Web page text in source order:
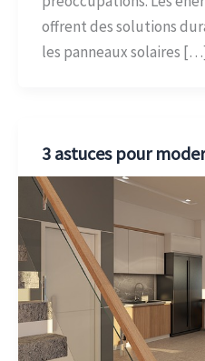
offrent des solutions
les panneaux solaires
3 astuces pour